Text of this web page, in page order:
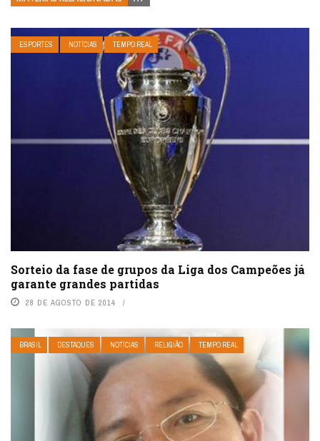
ESPORTES NOTÍCIAS TEMPO REAL
Sorteio da fase de grupos da Liga dos Campeões já
garante grandes partidas
28 DE AGOSTO DE 2014
BRASIL DESTAQUES NOTÍCIAS RELIGIÃO TEMPO REAL